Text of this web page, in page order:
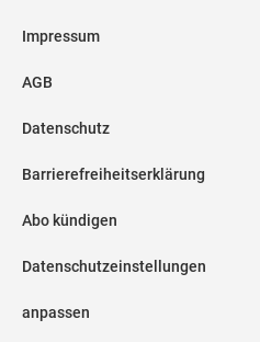
Impressum
AGB
Datenschutz
Barrierefreiheitserklärung
Abo kündigen
Datenschutzeinstellungen
anpassen